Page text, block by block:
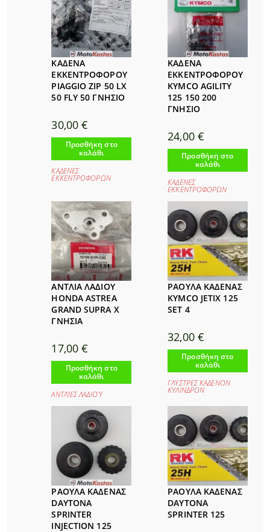
ΚΑΔΕΝΑ
ΕΚΚΕΝΤΡΟΦΟΡΟΥ
PIAGGIO ZIP 50 LX
50 FLY 50 ΓΝΗΣΙΟ
30,00€
Προσθήκη στο
καλάθι
ΚΑΔΕΝΕΣ
ΕΚΚΕΝΤΡΟΦΟΡΩΝ
ΚΑΔΕΝΑ
ΕΚΚΕΝΤΡΟΦΟΡΟΥ
KYMCO AGILITY
125 150 200
ΓΝΗΣΙΟ
24,00 €
Προσθήκη στο
καλάθι
ΚΑΔΕΝΕΣ
ΕΚΚΕΝΤΡΟΦΟΡΩΝ
ΑΝΤΛΙΑ ΛΑΔΙΟΥ
HONDA ASTREA
GRAND SUPRA X
ΓΝΗΣΙΑ
17,00€
Προσθήκη στο
καλάθι
ΑΝΤΛΊΕΣ ΛΑΔΙΟΎ
ΡΑΟΥΛΑ ΚΑΔΕΝΑΣ
KYMCO JETIX 125
SET 4
32,00 €
Προσθήκη στο
καλάθι
ΓΛΥΣΤΡΕΣ ΚΑΔΕΝΟΝ
ΚΥΛΙΝΔΡΟΝ
ΡΑΟΥΛΑ ΚΑΔΕΝΑΣ
DAYTONA
SPRINTER
INJECTION 125
ΡΑΟΥΛΑ ΚΑΔΕΝΑΣ
DAYTONA
SPRINTER 125